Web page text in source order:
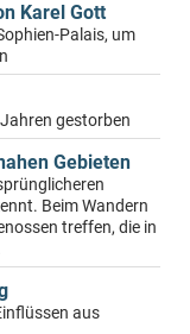
Karel Gott
Palais, um
gestorben
Gebieten
Beim Wandern
treffen, die in
aus